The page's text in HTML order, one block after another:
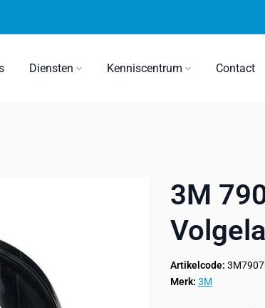
Diensten Kenniscentrum Contact
3M
Artikelcode:
Merk: 3M